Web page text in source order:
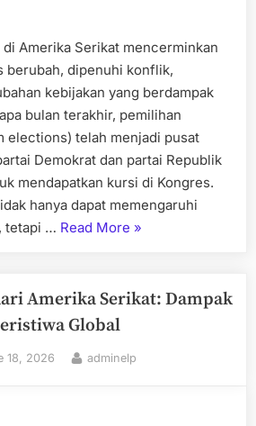
Amerika Serikat mencerminkan
berubah, dipenuhi konflik,
kebijakan yang berdampak
bulan terakhir, pemilihan
elections) telah menjadi pusat
Demokrat dan partai Republik
mendapatkan kursi di Kongres.
hanya dapat memengaruhi
tetapi … Read More “berita
di
»
Amerika Serikat: Dampak
Global
18, 2026 By
adminelp